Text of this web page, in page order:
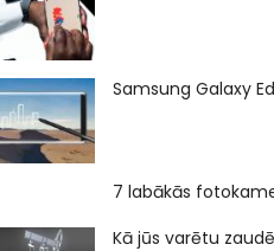
Samsung Galaxy
7 labākās
Kā jūs varētu